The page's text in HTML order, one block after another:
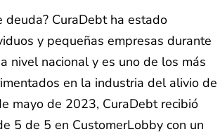
deuda? CuraDebt ha estado
y pequeñas empresas durante
nivel nacional y es uno de los más
en la industria del alivio de
mayo de 2023, CuraDebt recibió
5 de 5 en CustomerLobby con un